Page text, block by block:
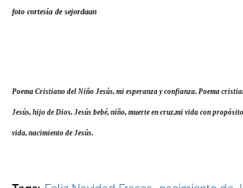
foto cortesía desejordaan
Poema Cristiano del Niño Jesús, mi esperanza y confianza. Poema
Jesús, hijo de Dios. Jesús bebé, niño, muerte en cruz,mi vida con
vida, nacimiento de Jesús.